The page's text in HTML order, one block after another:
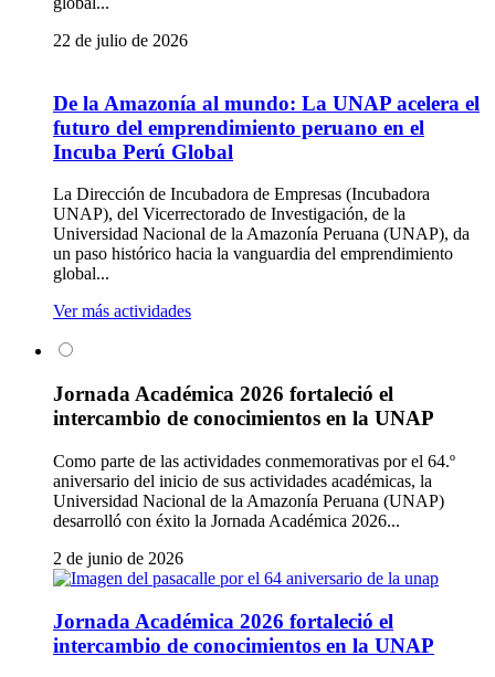
22 de julio de 2026
De la Amazonía al mundo: La UNAP acelera el
futuro del emprendimiento peruano en el
Incuba Perú Global
La Dirección de Incubadora de Empresas (Incubadora
UNAP), del Vicerrectorado de Investigación, de la
Universidad Nacional de la Amazonía Peruana (UNAP), da
un paso histórico hacia la vanguardia del emprendimiento
global...
Ver más actividades
Jornada Académica 2026 fortaleció el
intercambio de conocimientos en la UNAP
Como parte de las actividades conmemorativas por el 64.º
aniversario del inicio de sus actividades académicas, la
Universidad Nacional de la Amazonía Peruana (UNAP)
desarrolló con éxito la Jornada Académica 2026...
2 de junio de 2026
Jornada Académica 2026 fortaleció el
intercambio de conocimientos en la UNAP